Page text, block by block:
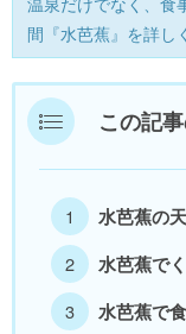
温泉だけでなく、食
間『水芭蕉』を詳し
この記
水芭蕉の
水芭蕉で
水芭蕉で
南越前町
若狭町